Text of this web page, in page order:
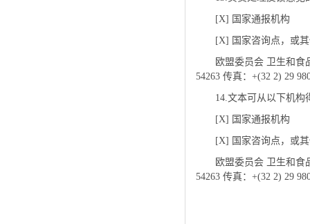
[X] 国家通报机构
[X] 国家咨询点，或
欧盟委员会 卫生和食
54263 传真：+(32 2) 29
14.文本可从以下机构
[X] 国家通报机构
[X] 国家咨询点，或
欧盟委员会 卫生和食
54263 传真：+(32 2) 29